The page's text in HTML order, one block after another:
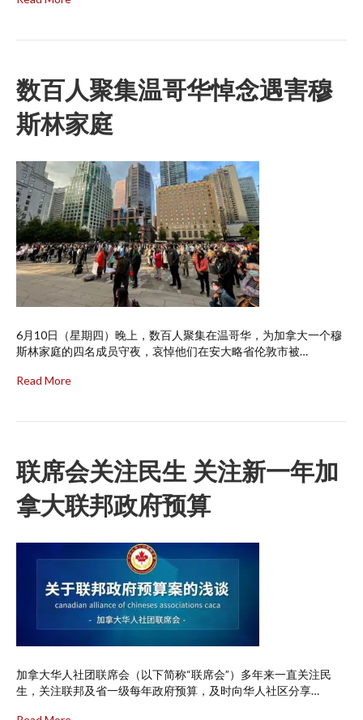
数百人聚集温哥华悼念遇害穆
斯林家庭
6月10日（星期四）晚上，数百人聚集在温哥华，为加拿大一个穆
斯林家庭的四名成员守夜，哀悼他们在安大略省伦敦市被…
Read More
联席会关注民生 关注新一年加
拿大联邦政府预算
加拿大华人社团联席会（以下简称“联席会”）多年来一直关注民
生，关注联邦及省一级每年政府预算，及时向华人社区分享…